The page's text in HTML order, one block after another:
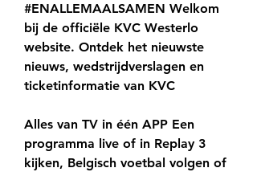
#ENALLEMAALSAMEN Welkom
bij de officiële KVC Westerlo
website. Ontdek het nieuwste
nieuws, wedstrijdverslagen en
ticketinformatie van KVC
Alles van TV in één APP Een
programma live of in Replay 3
kijken, Belgisch voetbal volgen of